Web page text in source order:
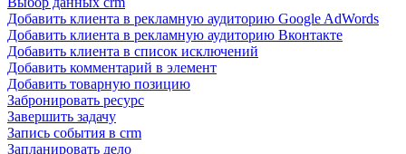
Добавить клиента в рекламную аудиторию Google AdWords
Добавить клиента в рекламную аудиторию Вконтакте
Добавить клиента в список исключений
Добавить комментарий в элемент
Добавить товарную позицию
Забронировать ресурс
Завершить задачу
Запись события в crm
Запланировать дело